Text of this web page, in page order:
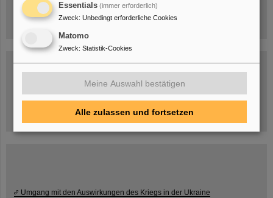
jetzt Termin buchen!
Blog Beam On
Umgang mit den Auswirkungen des Kriegs in der Ukraine
Essentials (immer erforderlich)
Zweck: Unbedingt erforderliche Cookies
Matomo
Zweck: Statistik-Cookies
Meine Auswahl bestätigen
Alle zulassen und fortsetzen